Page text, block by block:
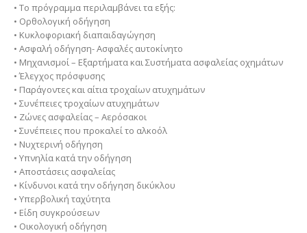
• Το πρόγραμμα περιλαμβάνει τα εξής:
• Ορθολογική οδήγηση
• Κυκλοφοριακή διαπαιδαγώγηση
• Ασφαλή οδήγηση- Ασφαλές αυτοκίνητο
• Μηχανισμοί – Εξαρτήματα και Συστήματα ασφαλείας οχημάτων
• Έλεγχος πρόσφυσης
• Παράγοντες και αίτια τροχαίων ατυχημάτων
• Συνέπειες τροχαίων ατυχημάτων
• Ζώνες ασφαλείας – Αερόσακοι
• Συνέπειες που προκαλεί το αλκοόλ
• Νυχτερινή οδήγηση
• Υπνηλία κατά την οδήγηση
• Αποστάσεις ασφαλείας
• Κίνδυνοι κατά την οδήγηση δικύκλου
• Υπερβολική ταχύτητα
• Είδη συγκρούσεων
• Οικολογική οδήγηση